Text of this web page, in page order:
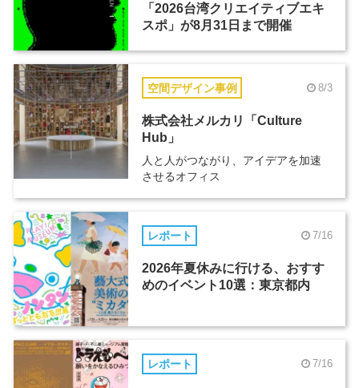
「2026台湾クリエイティブエキ
スポ」が8月31日まで開催
空間デザイン事例 8/3
株式会社メルカリ「Culture
Hub」
人と人がつながり、アイデアを加速
させるオフィス
レポート 7/16
2026年夏休みに行ける、おすす
めのイベント10選：東京都内
レポート 7/16